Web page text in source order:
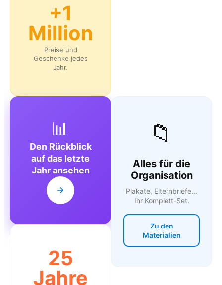
+1
Million
Preise und
Geschenke jedes
Jahr.
📊
Den Rückblick
auf das letzte
Jahr ansehen
25
Jahre
📁
Alles für die
Organisation
Plakate, Elternbriefe...
Ihr Komplett-Set.
Zu den
Materialien